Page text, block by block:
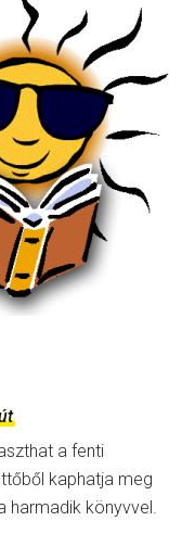
a fenti
kaphatja meg
harmadik könyvvel.